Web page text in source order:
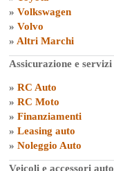
» Volkswagen
» Volvo
» Altri Marchi
Assicurazione e servizi
» RC Auto
» RC Moto
» Finanziamenti
» Leasing auto
» Noleggio Auto
Veicoli e accessori auto